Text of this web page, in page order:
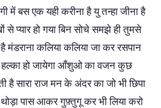
बस एक यही करीना है यु तन्हा जीना है
प्यार हो गया बिन सोचे समझे ही तुमसे
है मंडराना कलिया कलिया जा कर रसपान
हो जायेगा आँशुओ का वजन कुछ
है सारा राज मन के अंदर का जो भी छिपा
पास आकर गुफ़्तुगू कर भी लिया करो